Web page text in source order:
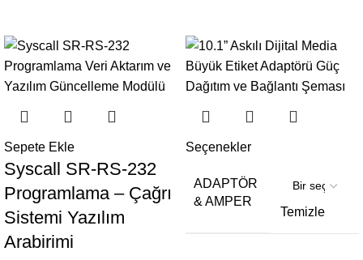
Sepete Ekle
Syscall SR-RS-232
Programlama – Çağrı
Sistemi Yazılım
Arabirimi
Seçenekler
ADAPTÖR
& AMPER
Temizle